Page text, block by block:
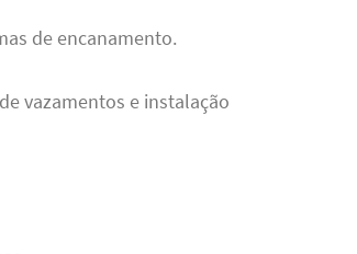
de encanamento.
vazamentos e instalação